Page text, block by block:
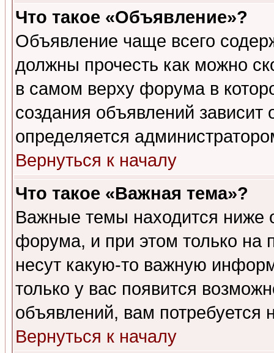
Что такое «Объявление»?
Объявление чаще всего
должны прочесть как можно
в самом верху форума в
создания объявлений зависит
определяется
Вернуться к началу
Что такое «Важная тема»?
Важные темы находится ниже
форума, и при этом только на
несут какую-то важную
только у вас появится
объявлений, вам потребуется
Вернуться к началу